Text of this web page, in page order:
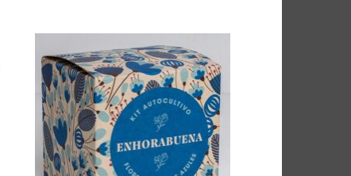
Añadir
a la
lista de
deseos